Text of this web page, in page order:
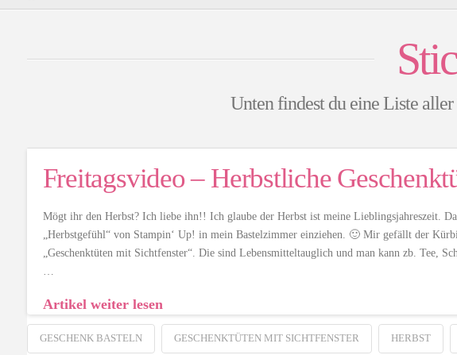
Unten findest du eine Liste
Freitagsvideo – Herbstliche
Mögt ihr den Herbst? Ich liebe ihn!! Ich glaube der Herbst ist meine Lieblingsjahreszeit.
„Herbstgefühl“ von Stampin‘ Up! in mein Bastelzimmer einziehen. 🙂 Mir gefällt der
„Geschenktüten mit Sichtfenster“. Die sind Lebensmitteltauglich und man kann zb. Tee,
Artikel weiter lesen
GESCHENK BASTELN GESCHENKTÜTEN MIT SICHTFENSTER HERBST